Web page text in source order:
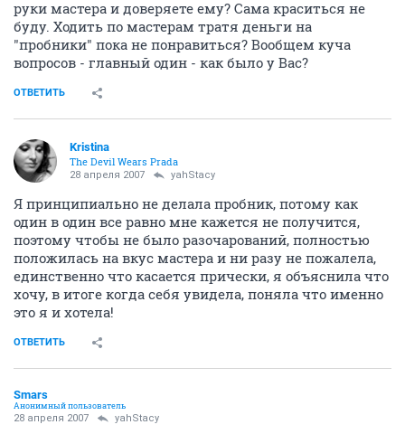
руки мастера и доверяете ему? Сама краситься не
буду. Ходить по мастерам тратя деньги на
"пробники" пока не понравиться? Вообщем куча
вопросов - главный один - как было у Вас?
ОТВЕТИТЬ
Kristina
The Devil Wears Prada
28 апреля 2007 yahStacy
Я принципиально не делала пробник, потому как
один в один все равно мне кажется не получится,
поэтому чтобы не было разочарований, полностью
положилась на вкус мастера и ни разу не пожалела,
единственно что касается прически, я объяснила что
хочу, в итоге когда себя увидела, поняла что именно
это я и хотела!
ОТВЕТИТЬ
Smars
Анонимный пользователь
28 апреля 2007 yahStacy